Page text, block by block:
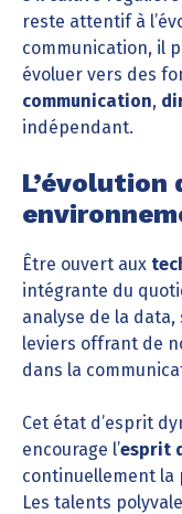
reste attentif à
communication, il
évoluer vers des
communication,
indépendant.
L’évolution
Être ouvert aux
intégrante du
analyse de la
leviers offrant de
dans la
Cet état d’esprit
encourage l’esprit
continuellement la
Les talents